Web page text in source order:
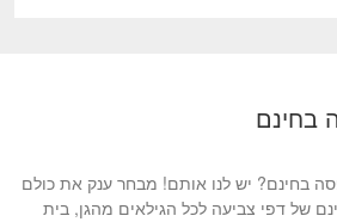
בחינם
בחינם? יש לנו אותם! מבחר ענק את כולם
של דפי צביעה לכל הגילאים מהגן, בית